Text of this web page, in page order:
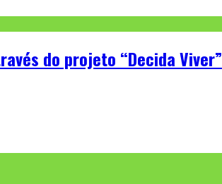
do projeto “Decida Viver”